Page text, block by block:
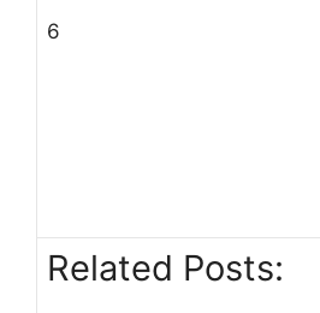
6
Related Posts: